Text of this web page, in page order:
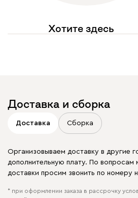
Хотите здесь
Доставка и сборка
Доставка Сборка
Организовываем доставку в другие
дополнительную плату. По вопросам
доставки просим звонить по номеру
* при оформлении заказа в рассрочку